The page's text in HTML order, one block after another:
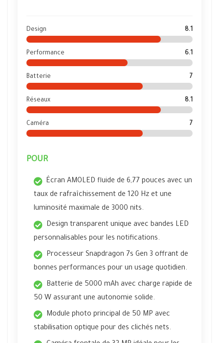
Design 8.1
Performance 6.1
Batterie 7
Réseaux 8.1
Caméra 7
POUR
Écran AMOLED fluide de 6,77 pouces avec un
taux de rafraîchissement de 120 Hz et une
luminosité maximale de 3000 nits.
Design transparent unique avec bandes LED
personnalisables pour les notifications.
Processeur Snapdragon 7s Gen 3 offrant de
bonnes performances pour un usage quotidien.
Batterie de 5000 mAh avec charge rapide de
50 W assurant une autonomie solide.
Module photo principal de 50 MP avec
stabilisation optique pour des clichés nets.